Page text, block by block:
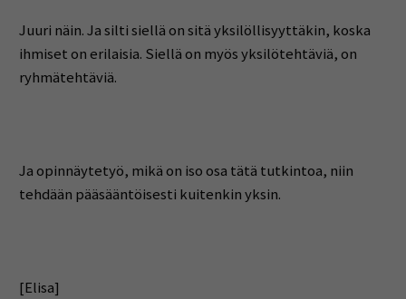
Juuri näin. Ja silti siellä on sitä yksilöllisyyttäkin, koska
ihmiset on erilaisia. Siellä on myös yksilötehtäviä, on
ryhmätehtäviä.
Ja opinnäytetyö, mikä on iso osa tätä tutkintoa, niin
tehdään pääsääntöisesti kuitenkin yksin.
[Elisa]